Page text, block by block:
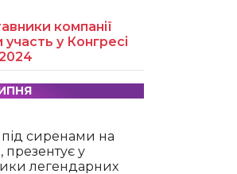
компанії
у Конгресі
сиренами на
презентує у
легендарних